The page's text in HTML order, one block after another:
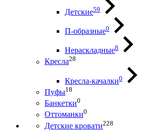
Детские59
П-образные0
Нераскладные8
Кресла28
Кресла-качалки0
Пуфы18
Банкетки0
Оттоманки0
Детские кровати228